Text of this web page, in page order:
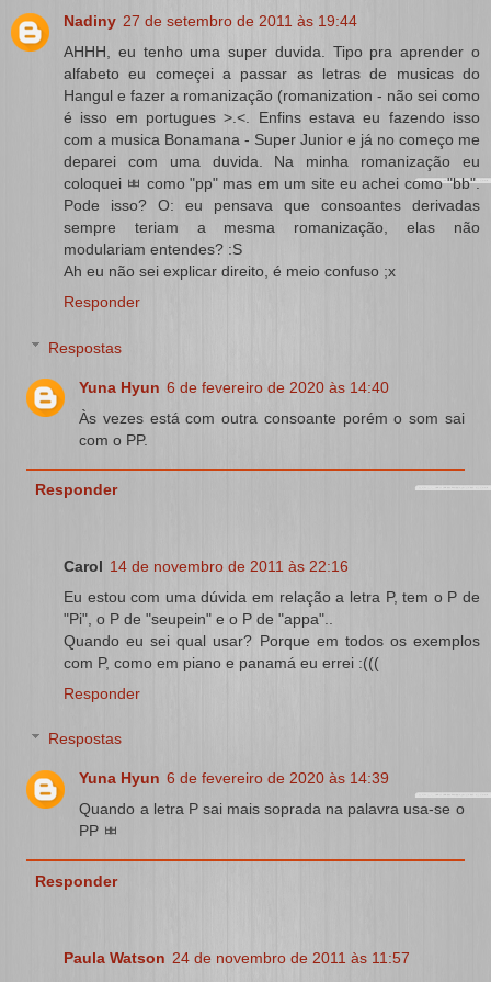
Nadiny 27 de setembro de 2011 às 19:44
AHHH, eu tenho uma super duvida. Tipo pra aprender o
alfabeto eu começei a passar as letras de musicas do
Hangul e fazer a romanização (romanization - não sei como
é isso em portugues >.<. Enfins estava eu fazendo isso
com a musica Bonamana - Super Junior e já no começo me
deparei com uma duvida. Na minha romanização eu
coloquei ㅃ como "pp" mas em um site eu achei como "bb".
Pode isso? O: eu pensava que consoantes derivadas
sempre teriam a mesma romanização, elas não
modulariam entendes? :S
Ah eu não sei explicar direito, é meio confuso ;x
Responder
Respostas
Yuna Hyun 6 de fevereiro de 2020 às 14:40
Às vezes está com outra consoante porém o som sai
com o PP.
Responder
Carol 14 de novembro de 2011 às 22:16
Eu estou com uma dúvida em relação a letra P, tem o P de
"Pi", o P de "seupein" e o P de "appa"..
Quando eu sei qual usar? Porque em todos os exemplos
com P, como em piano e panamá eu errei :(((
Responder
Respostas
Yuna Hyun 6 de fevereiro de 2020 às 14:39
Quando a letra P sai mais soprada na palavra usa-se o
PP ㅃ
Responder
Paula Watson 24 de novembro de 2011 às 11:57